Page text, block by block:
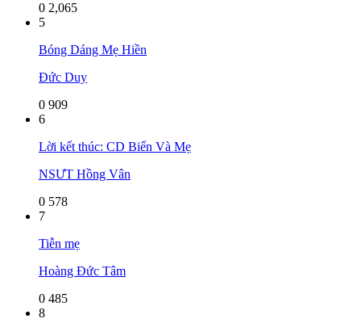
0 2,065
5
Bóng Dáng Mẹ Hiền
Đức Duy
0 909
6
Lời kết thúc: CD Biển Và Mẹ
NSƯT Hồng Vân
0 578
7
Tiễn mẹ
Hoàng Đức Tâm
0 485
8